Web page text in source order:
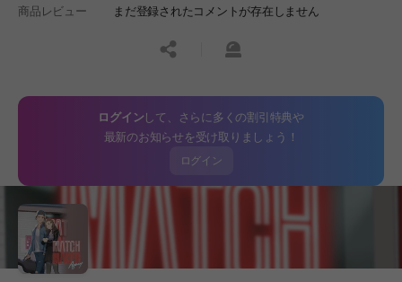
商品レビュー
まだ登録されたコメントが存在しません
공유하기신고하기
ログインして、さらに多くの割引特典や
最新のお知らせを受け取りましょう！
ログイン